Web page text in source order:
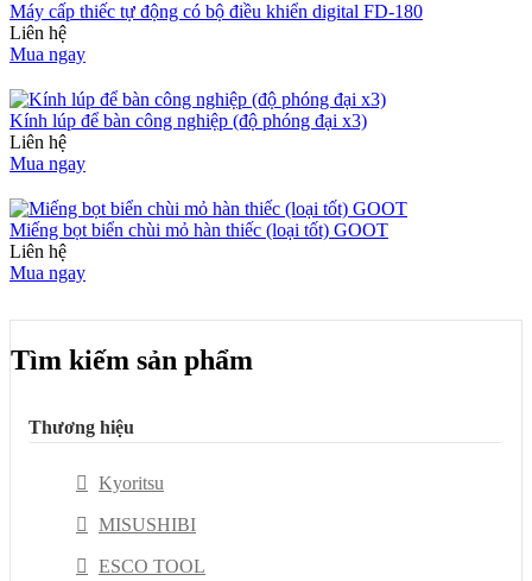
Máy cấp thiếc tự động có bộ điều khiển digital FD-180
Liên hệ
Mua ngay
Kính lúp để bàn công nghiệp (độ phóng đại x3)
Liên hệ
Mua ngay
Miếng bọt biển chùi mỏ hàn thiếc (loại tốt) GOOT
Liên hệ
Mua ngay
Tìm kiếm sản phẩm
Thương hiệu
Kyoritsu
MISUSHIBI
ESCO TOOL